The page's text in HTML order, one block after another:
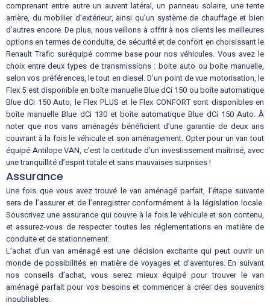
comprenant entre autre un auvent latéral, un panneau solaire, une tente
arrière, du mobilier d’extérieur, ainsi qu’un système de chauffage et bien
d’autres encore. De plus, nous veillons à offrir à nos clients les meilleures
options en termes de conduite, de sécurité et de confort en choisissant le
Renault Trafic suréquipé comme base pour nos véhicules. Vous avez le
choix entre deux types de transmissions : boite auto ou boite manuelle,
selon vos préférences, le tout en diesel. D’un point de vue motorisation, le
Flex 5 est disponible en boîte manuelle Blue dCi 150 ou boîte automatique
Blue dCi 150 Auto, le Flex PLUS et le Flex CONFORT sont disponibles en
boîte manuelle Blue dCi 130 et boîte automatique Blue dCi 150 Auto. À
noter que nos vans aménagés bénéficient d’une garantie de deux ans
couvrant à la fois le véhicule et son aménagement. Opter pour un van tout
équipé Antilope VAN, c’est la certitude d’un investissement maîtrisé, avec
une tranquillité d’esprit totale et sans mauvaises surprises !
Assurance
Une fois que vous avez trouvé le van aménagé parfait, l’étape suivante
sera de l’assurer et de l’enregistrer conformément à la législation locale.
Souscrivez une assurance qui couvre à la fois le véhicule et son contenu,
et assurez-vous de respecter toutes les réglementations en matière de
conduite et de stationnement.
L’achat d’un van aménagé est une décision excitante qui peut ouvrir un
monde de possibilités en matière de voyages et d’aventures. En suivant
nos conseils d’achat, vous serez mieux équipé pour trouver le van
aménagé parfait pour vos besoins et commencer à créer des souvenirs
inoubliables.